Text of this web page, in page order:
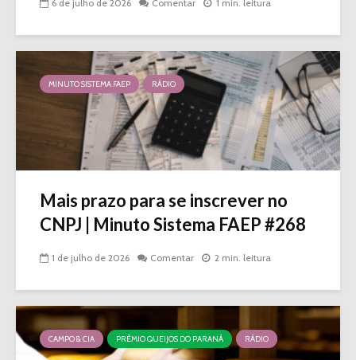
6 de julho de 2026 Comentar 1 min. leitura
MINUTO SISTEMA FAEP RÁDIO
Mais prazo para se inscrever no
CNPJ | Minuto Sistema FAEP #268
1 de julho de 2026 Comentar 2 min. leitura
CAMPO & CIA PRÊMIO QUEIJOS DO PARANÁ RÁDIO